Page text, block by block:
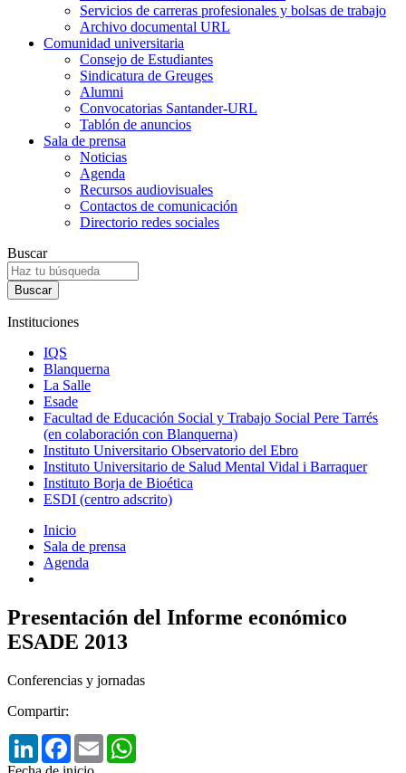
Servicios de carreras profesionales y bolsas de trabajo
Archivo documental URL
Comunidad universitaria
Consejo de Estudiantes
Sindicatura de Greuges
Alumni
Convocatorias Santander-URL
Tablón de anuncios
Sala de prensa
Noticias
Agenda
Recursos audiovisuales
Contactos de comunicación
Directorio redes sociales
Buscar
Instituciones
IQS
Blanquerna
La Salle
Esade
Facultad de Educación Social y Trabajo Social Pere Tarrés
(en colaboración con Blanquerna)
Instituto Universitario Observatorio del Ebro
Instituto Universitario de Salud Mental Vidal i Barraquer
Instituto Borja de Bioética
ESDI (centro adscrito)
Inicio
Sala de prensa
Agenda
Presentación del Informe económico
ESADE 2013
Conferencias y jornadas
Compartir:
LinkedInFacebook
Email